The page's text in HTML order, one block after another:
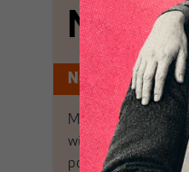
Nichts
Nur für
MAKROSKOP